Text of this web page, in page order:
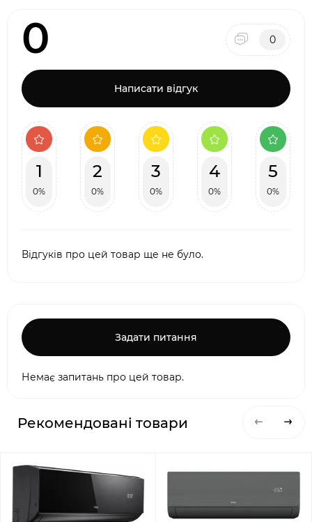
0 0
Написати відгук
1
0%
2
0%
3
0%
4
0%
5
0%
Відгуків про цей товар ще не було.
Задати питання
Немає запитань про цей товар.
Рекомендовані товари